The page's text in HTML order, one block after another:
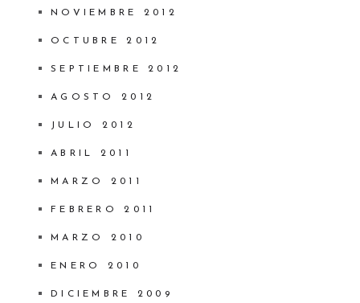
NOVIEMBRE 2012
OCTUBRE 2012
SEPTIEMBRE 2012
AGOSTO 2012
JULIO 2012
ABRIL 2011
MARZO 2011
FEBRERO 2011
MARZO 2010
ENERO 2010
DICIEMBRE 2009